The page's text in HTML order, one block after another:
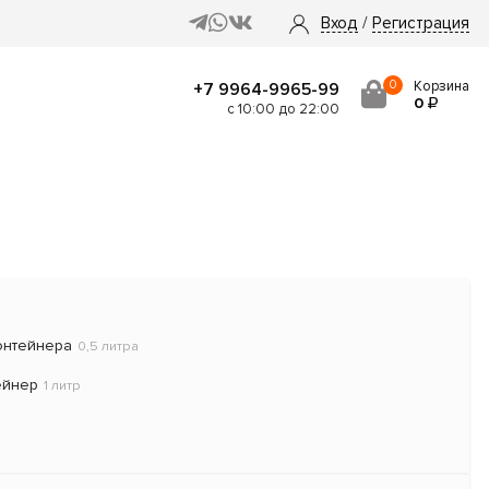
Вход / Регистрация
+7 9964-9965-99
с 10:00 до 22:00
0 Корзина
0
0,5 литра
1 литр